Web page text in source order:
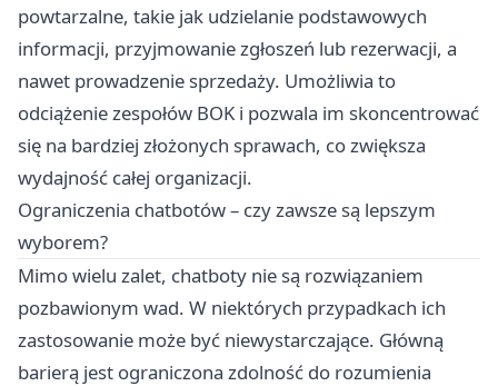
powtarzalne, takie jak udzielanie podstawowych
informacji, przyjmowanie zgłoszeń lub rezerwacji, a
nawet prowadzenie sprzedaży. Umożliwia to
odciążenie zespołów BOK i pozwala im skoncentrować
się na bardziej złożonych sprawach, co zwiększa
wydajność całej organizacji.
Ograniczenia chatbotów – czy zawsze są lepszym
wyborem?
Mimo wielu zalet, chatboty nie są rozwiązaniem
pozbawionym wad. W niektórych przypadkach ich
zastosowanie może być niewystarczające. Główną
barierą jest ograniczona zdolność do rozumienia